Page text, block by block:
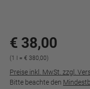
€ 38,00
(1 l = € 380,00)
Preise inkl. MwSt. zzgl.
Bitte beachte den